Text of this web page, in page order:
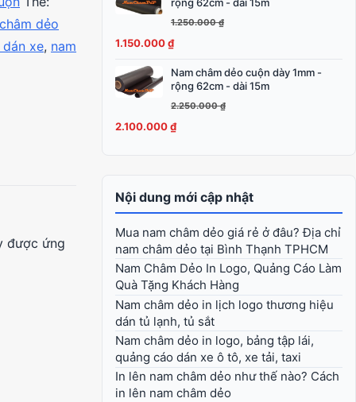
dẻo
dán xe, nam
được ứng
1.250.000₫
gốc
1.250.000 ₫.
1.150.000₫
hiện
là:
1.150.000 ₫.Nam châm dẻo cuộn dày 1mm -
rộng 62cm - dài 15m
2.250.000₫
Giá
gốc
2.250.000 ₫.
2.100.000₫
Giá
hiện
là:
Nội dung mới cập nhật
Mua nam châm dẻo giá rẻ ở đâu? Địa chỉ
nam châm dẻo tại Bình Thạnh TPHCM
Nam Châm Dẻo In Logo, Quảng Cáo Làm
Quà Tặng Khách Hàng
Nam châm dẻo in lịch logo thương hiệu
dán tủ lạnh, tủ sắt
Nam châm dẻo in logo, bảng tập lái,
quảng cáo dán xe ô tô, xe tải, taxi
In lên nam châm dẻo như thế nào? Cách
in lên nam châm dẻo